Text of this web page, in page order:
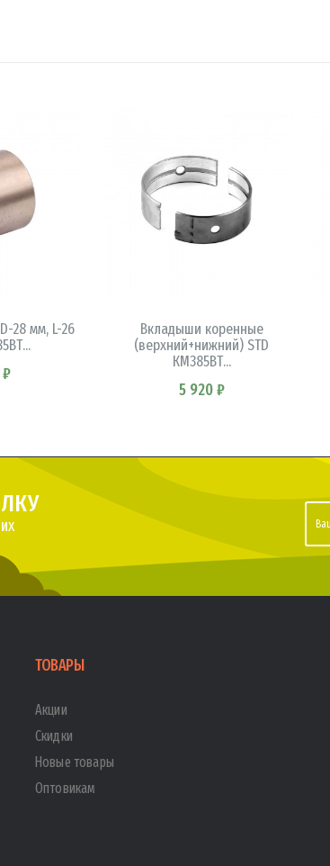
28 мм, L-26
₽
Вкладыши коренные
(верхний+нижний) STD
КМ385ВТ...
5 920 ₽
ТОВАРЫ
Акции
Скидки
Новые товары
Оптовикам